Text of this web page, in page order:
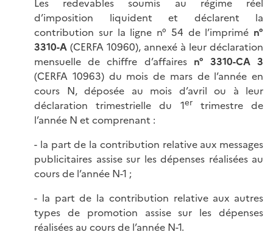
Les redevables soumis au régime réel
d’imposition liquident et déclarent la
contribution sur la ligne n° 54 de l’imprimé n°
3310-A (CERFA 10960), annexé à leur déclaration
mensuelle de chiffre d’affaires n° 3310-CA 3
(CERFA 10963) du mois de mars de l’année en
cours N, déposée au mois d’avril ou à leur
déclaration trimestrielle du 1ertrimestre de
l’année N et comprenant :
- la part de la contribution relative aux messages
publicitaires assise sur les dépenses réalisées au
cours de l’année N-1 ;
- la part de la contribution relative aux autres
types de promotion assise sur les dépenses
réalisées au cours de l’année N-1.